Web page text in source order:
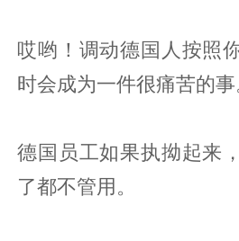
哎哟！调动德国人按照
时会成为一件很痛苦的事
德国员工如果执拗起来
了都不管用。